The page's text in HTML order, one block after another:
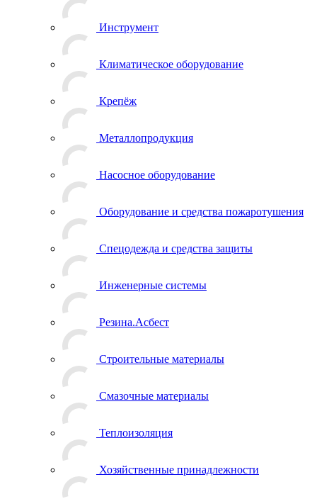
Инструмент
Климатическое оборудование
Крепёж
Металлопродукция
Насосное оборудование
Оборудование и средства пожаротушения
Спецодежда и средства защиты
Инженерные системы
Резина.Асбест
Строительные материалы
Смазочные материалы
Теплоизоляция
Хозяйственные принадлежности